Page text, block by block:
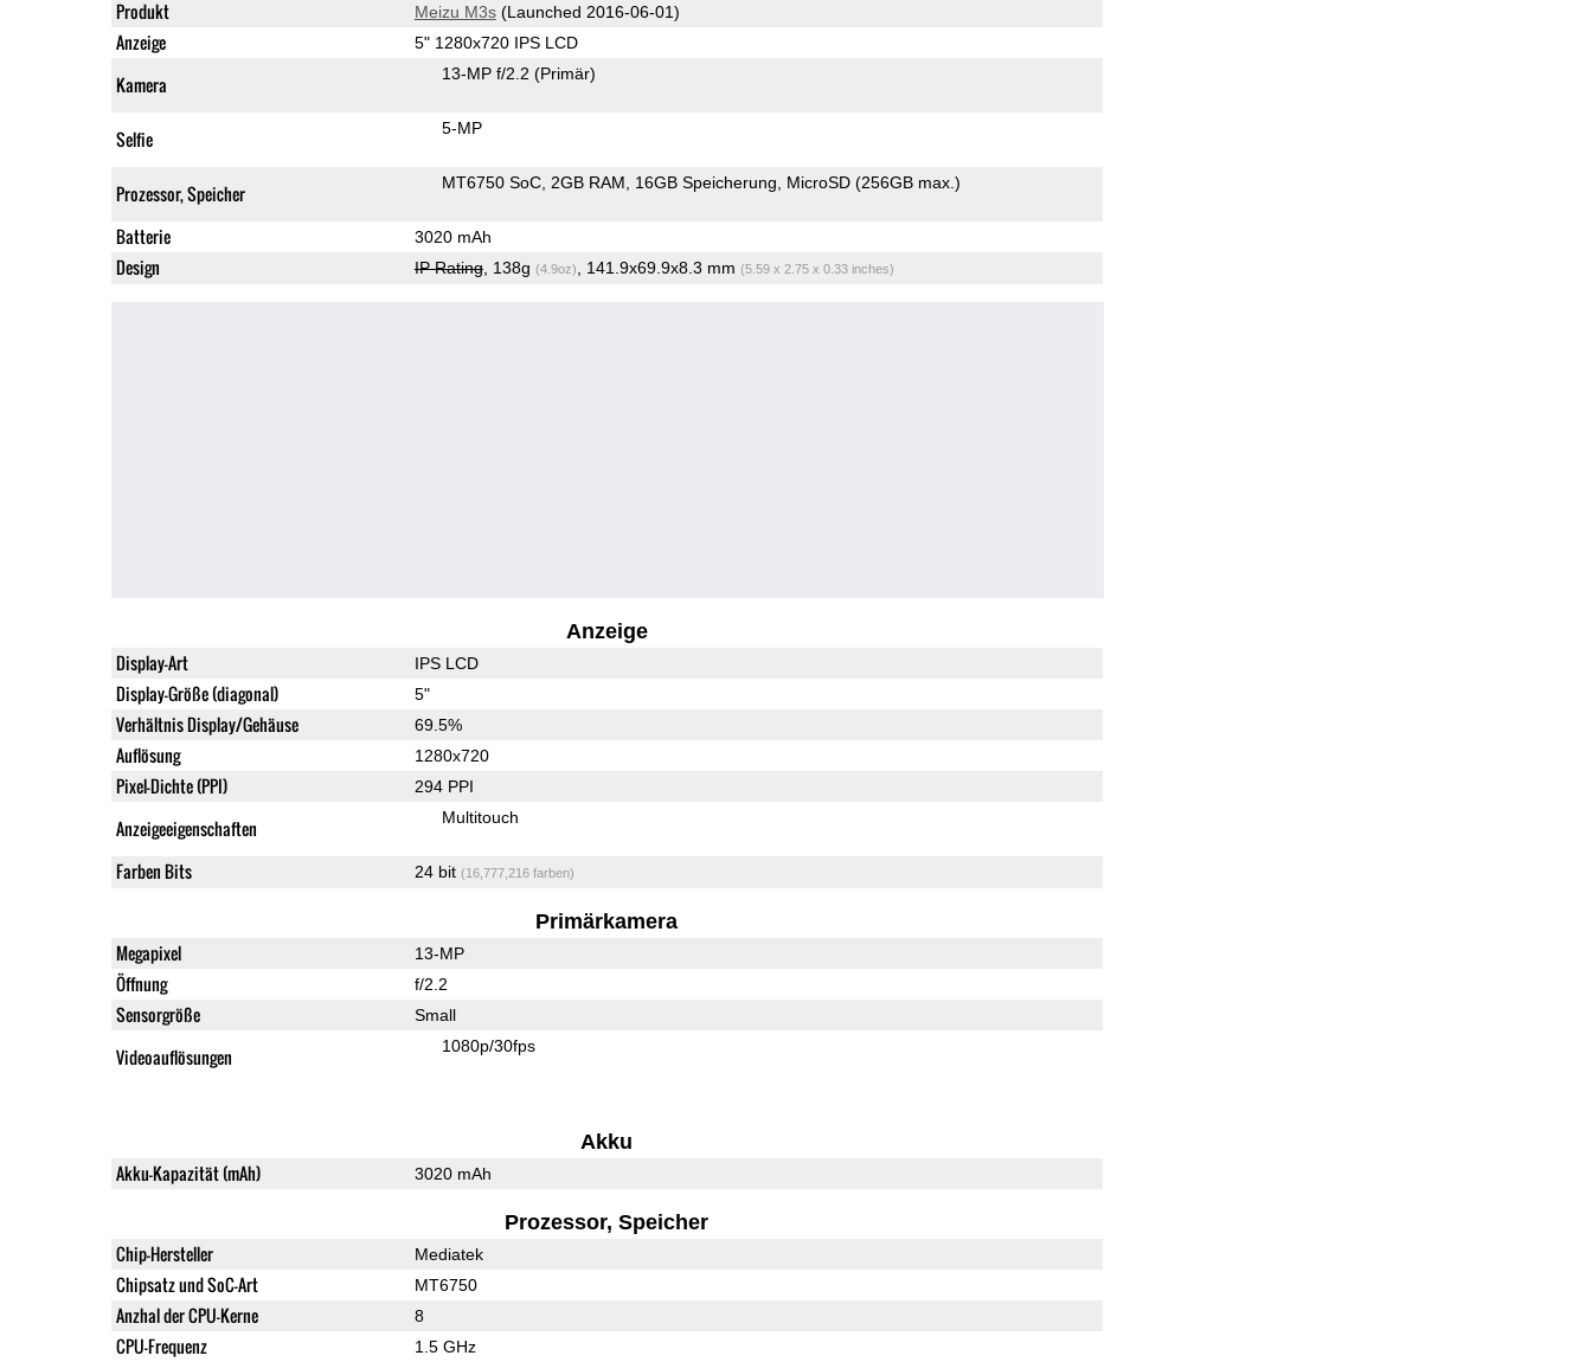
Produkt Meizu M3s(Launched 2016-06-01)
Anzeige 5" 1280x720 IPS LCD
Kamera 13-MP f/2.2 (Primär)
Selfie 5-MP
Prozessor, Speicher MT6750 SoC 2GB RAM 16GB Speicherung MicroSD (256GB max.)
Batterie 3020 mAh
Design IP Rating, 138g (4.9oz) , 141.9x69.9x8.3 mm (5.59 x 2.75 x 0.33 inches)
Anzeige
Display-Art IPS LCD
Display-Größe (diagonal) 5"
Verhältnis Display/Gehäuse 69.5%
Auflösung 1280x720
Pixel-Dichte (PPI) 294 PPI
Anzeigeeigenschaften Multitouch
Farben Bits 24 bit (16,777,216 farben)
Primärkamera
Megapixel 13-MP
Öffnung f/2.2
Sensorgröße Small
Videoauflösungen 1080p/30fps
Akku
Akku-Kapazität (mAh) 3020 mAh
Prozessor, Speicher
Chip-Hersteller Mediatek
Chipsatz und SoC-Art MT6750
Anzhal der CPU-Kerne 8
CPU-Frequenz 1.5 GHz